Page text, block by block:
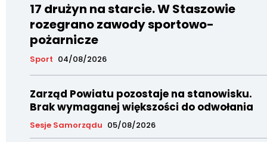
17 drużyn na starcie. W Staszowie
rozegrano zawody sportowo-
pożarnicze
Sport 04/08/2026
Zarząd Powiatu pozostaje na stanowisku.
Brak wymaganej większości do odwołania
Sesje Samorządu 05/08/2026